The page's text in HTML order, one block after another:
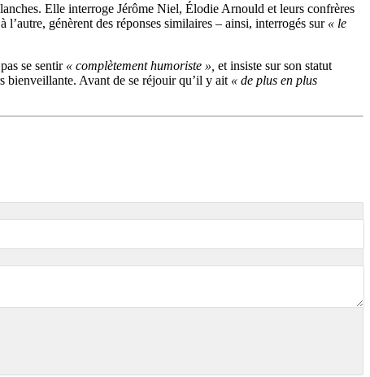
Elle interroge Jérôme Niel, Élodie Arnould et leurs confrères
l’autre, génèrent des réponses similaires – ainsi, interrogés sur « le
se sentir « complètement humoriste », et insiste sur son statut
bienveillante. Avant de se réjouir qu’il y ait « de plus en plus